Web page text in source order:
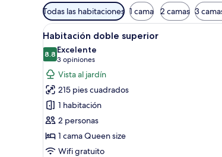
Filtros
disponibles
para
las
habitaciones
Todas las habitaciones 1 cama 2 camas 3
Abrir
todas
las
fotos
de
Habitación
doble
superior
Un dormitorio
13
Habitación doble superior
8.88.8 de 10
Excelente
3 opiniones
(3
opiniones)
Vista al jardín
215 pies cuadrados
1 habitación
2 personas
1 cama Queen size
Wifi gratuito